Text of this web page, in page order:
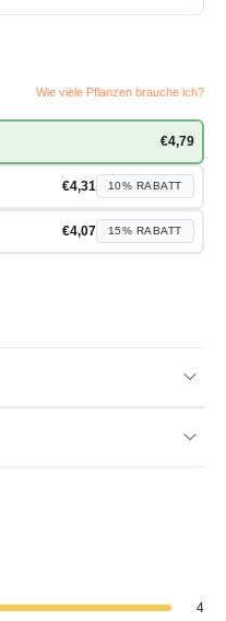
Wie viele Pflanzen brauche ich?
€4,79
€4,31 10% RABATT
€4,07 15% RABATT
4